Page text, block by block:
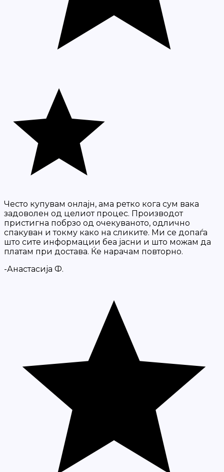
Често купувам онлајн, ама ретко кога сум вака
задоволен од целиот процес. Производот
пристигна побрзо од очекуваното, одлично
спакуван и токму како на сликите. Ми се допаѓа
што сите информации беа јасни и што можам да
платам при достава. Ќе нарачам повторно.
-Анастасија Ф.